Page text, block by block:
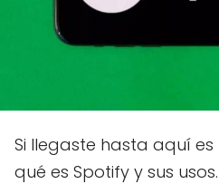
Si llegaste hasta aquí
qué es Spotify y sus